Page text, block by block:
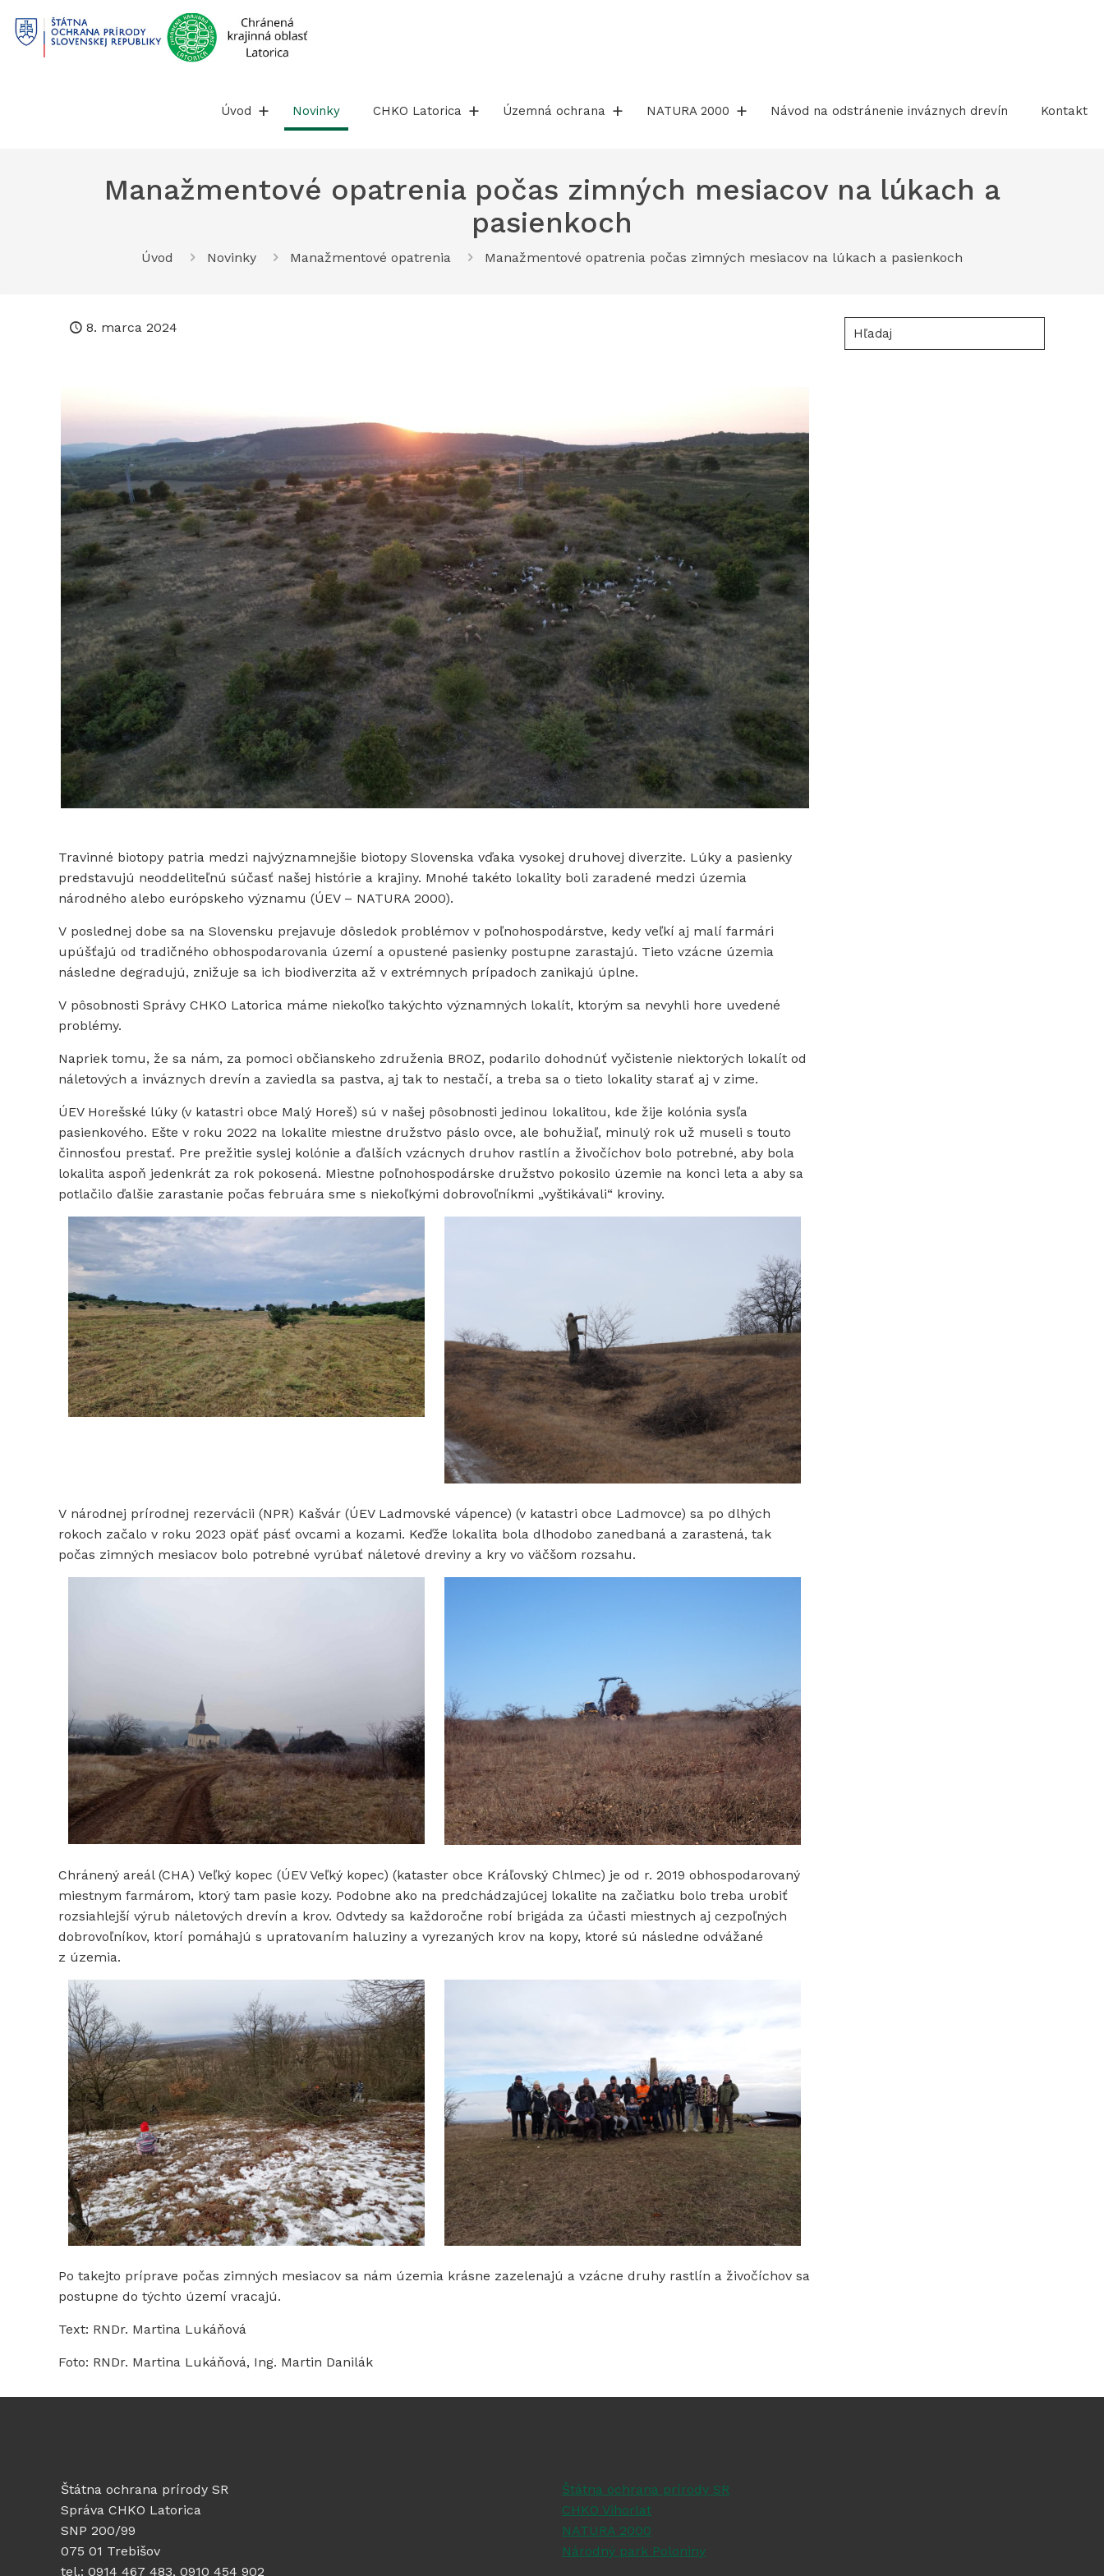
obsah
Úvod Novinky CHKO Latorica Územná ochrana NATURA 2000 Návod na odstránenie inváznych drevín Kontakt
Manažmentové opatrenia počas zimných mesiacov na lúkach a
pasienkoch
Úvod Novinky Manažmentové opatrenia Manažmentové opatrenia počas zimných mesiacov na lúkach a pasienkoch
8. marca 2024
Travinné biotopy patria medzi najvýznamnejšie biotopy Slovenska vďaka vysokej druhovej diverzite. Lúky a pasienky
predstavujú neoddeliteľnú súčasť našej histórie a krajiny. Mnohé takéto lokality boli zaradené medzi územia
národného alebo európskeho významu (ÚEV – NATURA 2000).
V poslednej dobe sa na Slovensku prejavuje dôsledok problémov v poľnohospodárstve, kedy veľkí aj malí farmári
upúšťajú od tradičného obhospodarovania území a opustené pasienky postupne zarastajú. Tieto vzácne územia
následne degradujú, znižuje sa ich biodiverzita až v extrémnych prípadoch zanikajú úplne.
V pôsobnosti Správy CHKO Latorica máme niekoľko takýchto významných lokalít, ktorým sa nevyhli hore uvedené
problémy.
Napriek tomu, že sa nám, za pomoci občianskeho združenia BROZ, podarilo dohodnúť vyčistenie niektorých lokalít od
náletových a inváznych drevín a zaviedla sa pastva, aj tak to nestačí, a treba sa o tieto lokality starať aj v zime.
ÚEV Horešské lúky (v katastri obce Malý Horeš) sú v našej pôsobnosti jedinou lokalitou, kde žije kolónia sysľa
pasienkového. Ešte v roku 2022 na lokalite miestne družstvo páslo ovce, ale bohužiaľ, minulý rok už museli s touto
činnosťou prestať. Pre prežitie syslej kolónie a ďalších vzácnych druhov rastlín a živočíchov bolo potrebné, aby bola
lokalita aspoň jedenkrát za rok pokosená. Miestne poľnohospodárske družstvo pokosilo územie na konci leta a aby sa
potlačilo ďalšie zarastanie počas februára sme s niekoľkými dobrovoľníkmi „vyštikávali“ kroviny.
V národnej prírodnej rezervácii (NPR) Kašvár (ÚEV Ladmovské vápence) (v katastri obce Ladmovce) sa po dlhých
rokoch začalo v roku 2023 opäť pásť ovcami a kozami. Keďže lokalita bola dlhodobo zanedbaná a zarastená, tak
počas zimných mesiacov bolo potrebné vyrúbať náletové dreviny a kry vo väčšom rozsahu.
Chránený areál (CHA) Veľký kopec (ÚEV Veľký kopec) (kataster obce Kráľovský Chlmec) je od r. 2019 obhospodarovaný
miestnym farmárom, ktorý tam pasie kozy. Podobne ako na predchádzajúcej lokalite na začiatku bolo treba urobiť
rozsiahlejší výrub náletových drevín a krov. Odvtedy sa každoročne robí brigáda za účasti miestnych aj cezpoľných
dobrovoľníkov, ktorí pomáhajú s upratovaním haluziny a vyrezaných krov na kopy, ktoré sú následne odvážané
z územia.
Po takejto príprave počas zimných mesiacov sa nám územia krásne zazelenajú a vzácne druhy rastlín a živočíchov sa
postupne do týchto území vracajú.
Text: RNDr. Martina Lukáňová
Foto: RNDr. Martina Lukáňová, Ing. Martin Danilák
Hľadaj
Štátna ochrana prírody SR
Správa CHKO Latorica
SNP 200/99
075 01 Trebišov
tel.: 0914 467 483, 0910 454 902
Štátna ochrana prírody SR
CHKO Vihorlat
NATURA 2000
Národný park Poloniny